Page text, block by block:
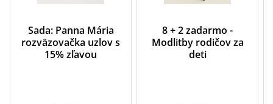
Sada: Panna Mária
rozväzovačka uzlov s
15% zľavou
8 + 2 zadarmo -
Modlitby rodičov za
deti